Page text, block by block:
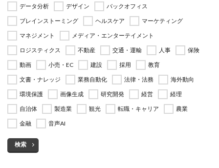
データ分析 デザイン
バックオフィス
ブレインストーミング
ヘルスケア
マーケティング
マネジメント
メディア・エンターテイメント
ロジスティクス
不動産 交通・運輸 人事
保険
動画
小売・EC 建設 採用
教育
文書・ナレッジ
業務自動化 法律・法務
海外動向
環境保護
画像生成 研究開発 経営
経理
自治体
製造業 観光 転職・キャリア
農業
金融
音声AI
検索